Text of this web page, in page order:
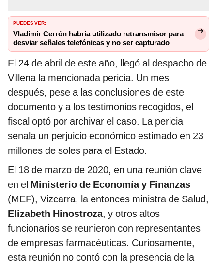
PUEDES VER:
Vladimir Cerrón habría utilizado retransmisor para
desviar señales telefónicas y no ser capturado
El 24 de abril de este año, llegó al despacho de
Villena la mencionada pericia. Un mes
después, pese a las conclusiones de este
documento y a los testimonios recogidos, el
fiscal optó por archivar el caso. La pericia
señala un perjuicio económico estimado en 23
millones de soles para el Estado.
El 18 de marzo de 2020, en una reunión clave
en el Ministerio de Economía y Finanzas
(MEF), Vizcarra, la entonces ministra de Salud,
Elizabeth Hinostroza, y otros altos
funcionarios se reunieron con representantes
de empresas farmacéuticas. Curiosamente,
esta reunión no contó con la presencia de la